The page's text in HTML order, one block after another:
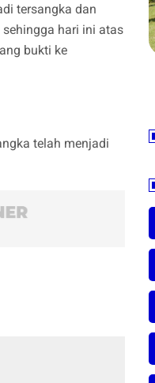
tersangka dan
hari ini atas
bukti ke
telah menjadi